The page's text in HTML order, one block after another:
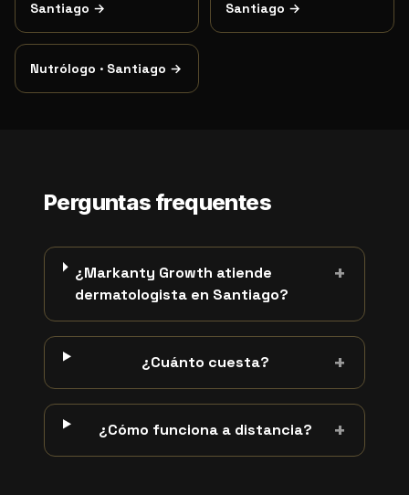
Santiago →
Santiago →
Nutrólogo · Santiago →
Perguntas frequentes
¿Markanty Growth atiende
dermatologista en Santiago?
+
¿Cuánto cuesta? +
¿Cómo funciona a distancia? +